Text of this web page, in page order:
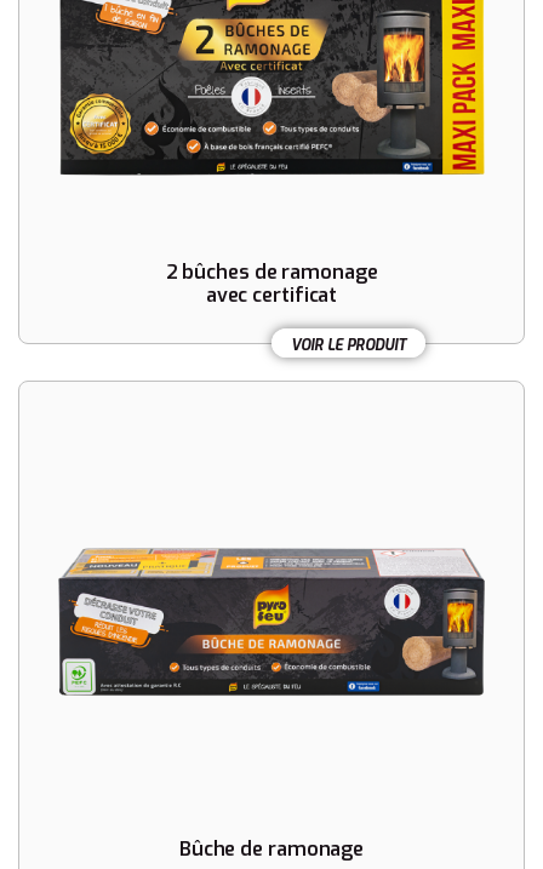
2 bûches de ramonage
avec certificat
VOIR LE PRODUIT
Bûche de ramonage